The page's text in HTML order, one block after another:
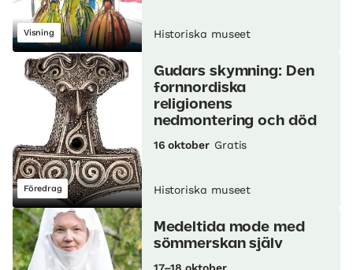
Visning Historiska museet
Föredrag
Gudars skymning: Den
fornnordiska
religionens
nedmontering och död
16 oktober Gratis
Historiska museet
Medeltida mode med
sömmerskan själv